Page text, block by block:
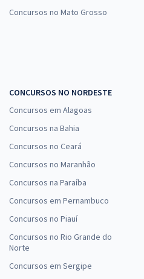
Concursos no Mato Grosso
CONCURSOS NO NORDESTE
Concursos em Alagoas
Concursos na Bahia
Concursos no Ceará
Concursos no Maranhão
Concursos na Paraíba
Concursos em Pernambuco
Concursos no Piauí
Concursos no Rio Grande do
Norte
Concursos em Sergipe